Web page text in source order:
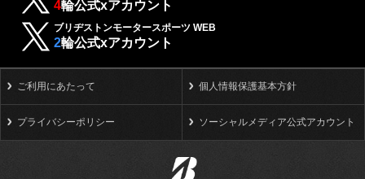
4輪公式xアカウント
ブリヂストンモータースポーツ WEB
2輪公式xアカウント
ご利用にあたって 個人情報保護基本方針
プライバシーポリシー ソーシャルメディア公式アカウント